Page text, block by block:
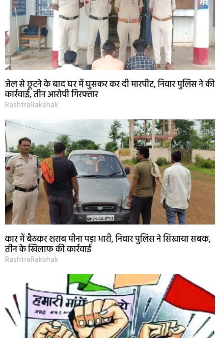
जेल से छूटने के बाद घर में घुसकर कर दी मारपीट, निवार पुलिस ने की
कार्रवाई, तीन आरोपी गिरफ्तार
RashtraRakshak
कार में बैठकर शराब पीना पड़ा भारी, निवार पुलिस ने सिखाया सबक,
तीन के खिलाफ की कार्रवाई
RashtraRakshak